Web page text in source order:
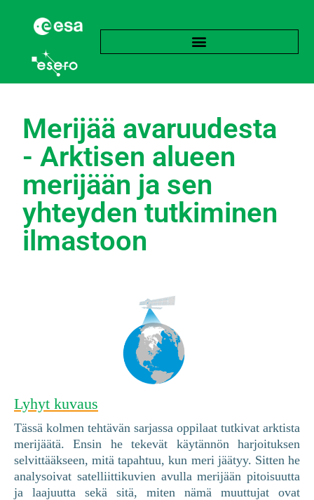
Merijää avaruudesta
- Arktisen alueen
merijään ja sen
yhteyden tutkiminen
ilmastoon
Lyhyt kuvaus
Tässä kolmen tehtävän sarjassa oppilaat tutkivat arktista
merijäätä. Ensin he tekevät käytännön harjoituksen
selvittääkseen, mitä tapahtuu, kun meri jäätyy. Sitten he
analysoivat satelliittikuvien avulla merijään pitoisuutta
ja laajuutta sekä sitä, miten nämä muuttujat ovat